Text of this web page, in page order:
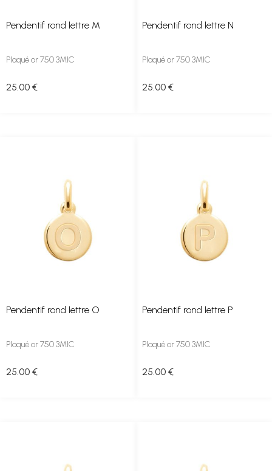
Pendentif rond lettre M
Plaqué or 750 3MIC
25 .00 €
Pendentif rond lettre N
Plaqué or 750 3MIC
25 .00 €
Pendentif rond lettre O
Plaqué or 750 3MIC
25 .00 €
Pendentif rond lettre P
Plaqué or 750 3MIC
25 .00 €